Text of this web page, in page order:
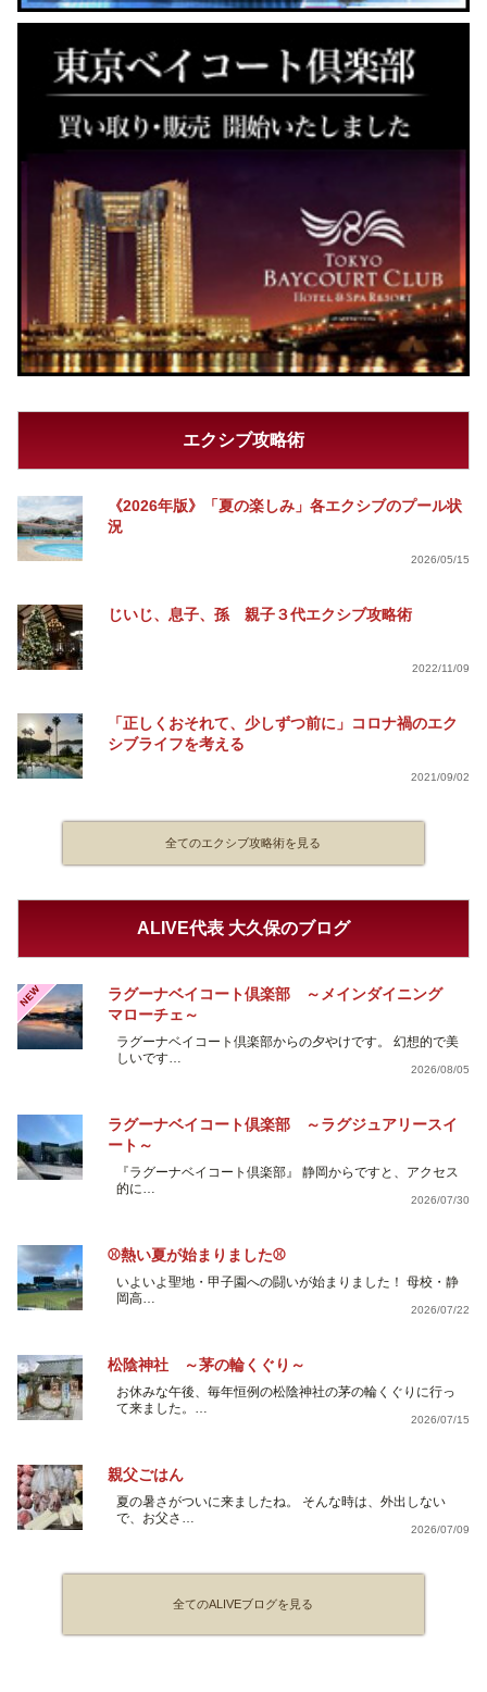
エクシブ攻略術
《2026年版》「夏の楽しみ」各エクシブのプール状
況
2026/05/15
じいじ、息子、孫 親子３代エクシブ攻略術
2022/11/09
「正しくおそれて、少しずつ前に」コロナ禍のエク
シブライフを考える
2021/09/02
全てのエクシブ攻略術を見る
ALIVE代表 大久保のブログ
NEW
ラグーナベイコート倶楽部 ～メインダイニング
マローチェ～
ラグーナベイコート倶楽部からの夕やけです。 幻想的で美
しいです…
2026/08/05
ラグーナベイコート倶楽部 ～ラグジュアリースイ
ート～
『ラグーナベイコート倶楽部』 静岡からですと、アクセス
的に…
2026/07/30
⚾熱い夏が始まりました⚾
いよいよ聖地・甲子園への闘いが始まりました！ 母校・静
岡高…
2026/07/22
松陰神社 ～茅の輪くぐり～
お休みな午後、毎年恒例の松陰神社の茅の輪くぐりに行っ
て来ました。…
2026/07/15
親父ごはん
夏の暑さがついに来ましたね。 そんな時は、外出しない
で、お父さ…
2026/07/09
全てのALIVEブログを見る